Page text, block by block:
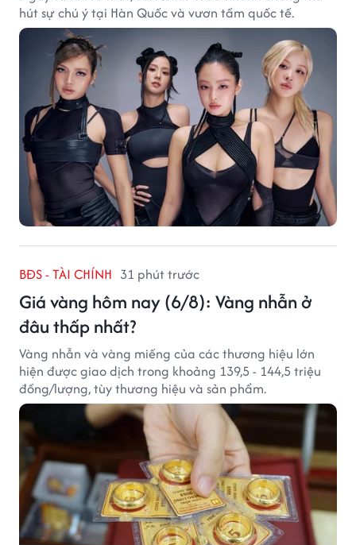
hút sự chú ý tại Hàn Quốc và vươn tầm quốc tế.
BĐS - TÀI CHÍNH 31 phút trước
Giá vàng hôm nay (6/8): Vàng nhẫn ở
đâu thấp nhất?
Vàng nhẫn và vàng miếng của các thương hiệu lớn
hiện được giao dịch trong khoảng 139,5 - 144,5 triệu
đồng/lượng, tùy thương hiệu và sản phẩm.